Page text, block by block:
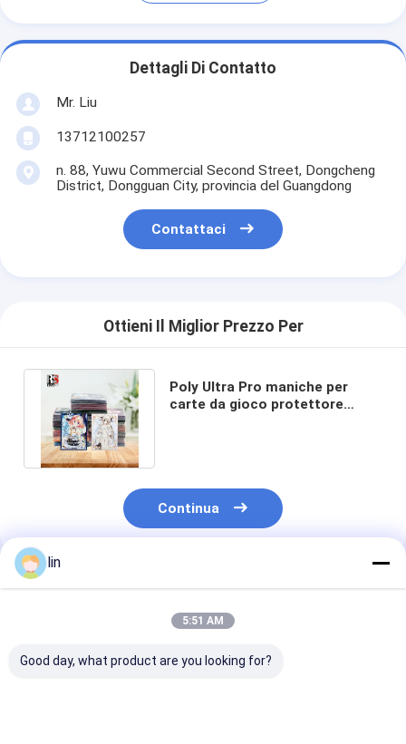
Dettagli Di Contatto
Mr. Liu
13712100257
n. 88, Yuwu Commercial Second Street, Dongcheng
District, Dongguan City, provincia del Guangdong
Contattaci
Ottieni Il Miglior Prezzo Per
Poly Ultra Pro maniche per
carte da gioco protettore
Continua
Prodotti Raccomandati
lin
5:51 AM
Good day, what product are you looking for?